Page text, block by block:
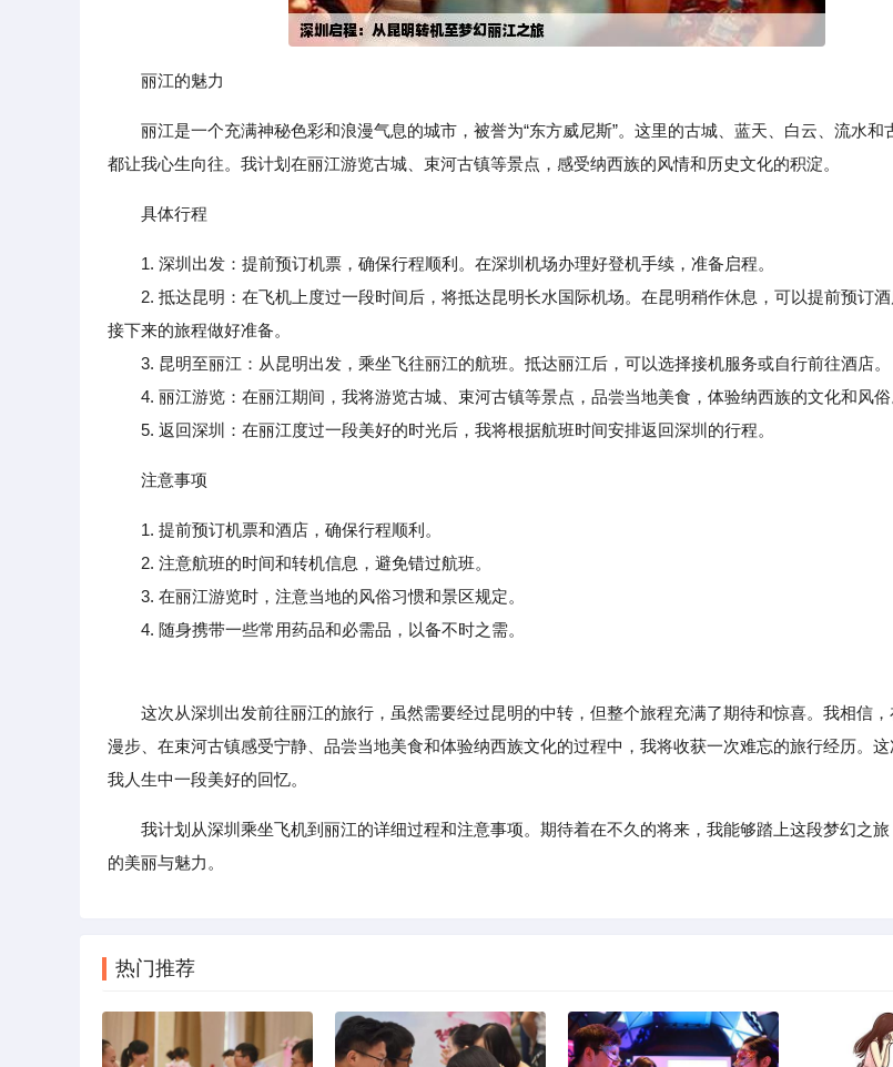
丽江的魅力
丽江是一个充满神秘色彩和浪漫气息的城市，被誉为“东方威尼斯”。这里的古城、蓝天、白云、流水和
都让我心生向往。我计划在丽江游览古城、束河古镇等景点，感受纳西族的风情和历史文化的积淀。
具体行程
1. 深圳出发：提前预订机票，确保行程顺利。在深圳机场办理好登机手续，准备启程。
2. 抵达昆明：在飞机上度过一段时间后，将抵达昆明长水国际机场。在昆明稍作休息，可以提前预订酒
接下来的旅程做好准备。
3. 昆明至丽江：从昆明出发，乘坐飞往丽江的航班。抵达丽江后，可以选择接机服务或自行前往酒店。
4. 丽江游览：在丽江期间，我将游览古城、束河古镇等景点，品尝当地美食，体验纳西族的文化和风俗
5. 返回深圳：在丽江度过一段美好的时光后，我将根据航班时间安排返回深圳的行程。
注意事项
1. 提前预订机票和酒店，确保行程顺利。
2. 注意航班的时间和转机信息，避免错过航班。
3. 在丽江游览时，注意当地的风俗习惯和景区规定。
4. 随身携带一些常用药品和必需品，以备不时之需。
这次从深圳出发前往丽江的旅行，虽然需要经过昆明的中转，但整个旅程充满了期待和惊喜。我相信，
漫步、在束河古镇感受宁静、品尝当地美食和体验纳西族文化的过程中，我将收获一次难忘的旅行经历。
我人生中一段美好的回忆。
我计划从深圳乘坐飞机到丽江的详细过程和注意事项。期待着在不久的将来，我能够踏上这段梦幻之
的美丽与魅力。
热门推荐